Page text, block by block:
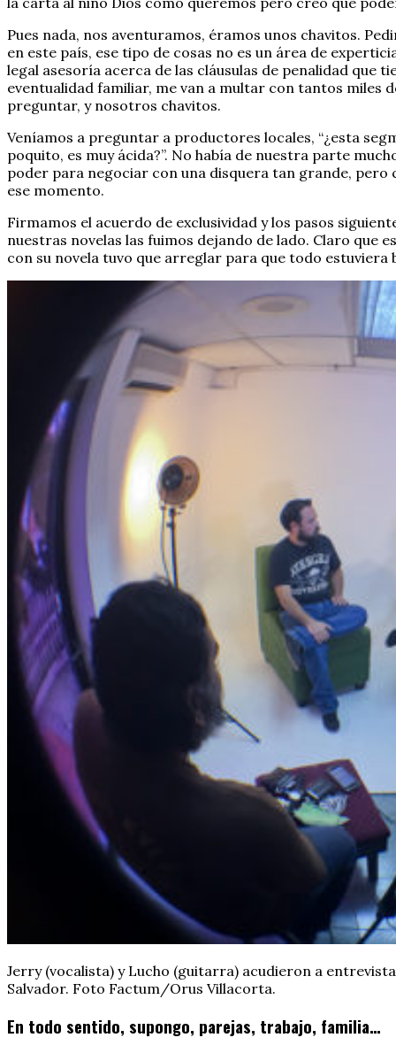
Pues nada, nos aventuramos, éramos unos chavitos.
en este país, ese tipo de cosas no es un área de
legal asesoría acerca de las cláusulas de penalidad que
eventualidad familiar, me van a multar con tantos miles
preguntar, y nosotros chavitos.
Veníamos a preguntar a productores locales, “¿esta
poquito, es muy ácida?”. No había de nuestra parte
poder para negociar con una disquera tan grande,
ese momento.
Firmamos el acuerdo de exclusividad y los pasos
nuestras novelas las fuimos dejando de lado. Claro que
con su novela tuvo que arreglar para que todo estuviera
Jerry (vocalista) y Lucho (guitarra) acudieron a
Salvador. Foto Factum/Orus Villacorta.
En todo sentido, supongo, parejas, trabajo, familia…